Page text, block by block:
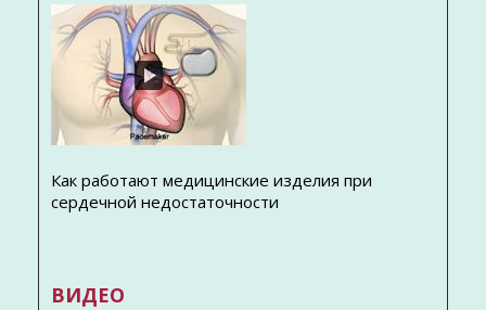
Как работают медицинские изделия при
сердечной недостаточности
ВИДЕО